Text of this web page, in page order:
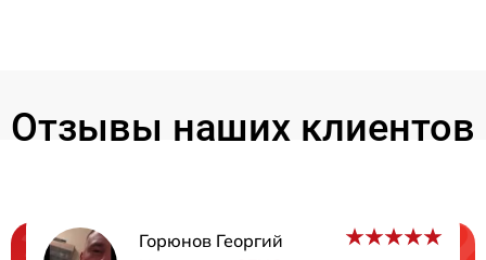
Отзывы наших клиентов
Горюнов Георгий